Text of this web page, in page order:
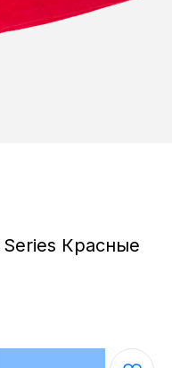
Красные